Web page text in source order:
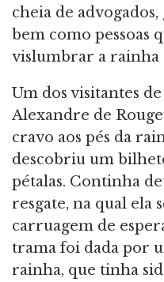
cheia de
bem como pessoas
vislumbrar a rainha
Um dos visitantes
Alexandre de
cravo aos pés da
descobriu um
pétalas. Continha
resgate, na qual ela
carruagem de
trama foi dada por
rainha, que tinha